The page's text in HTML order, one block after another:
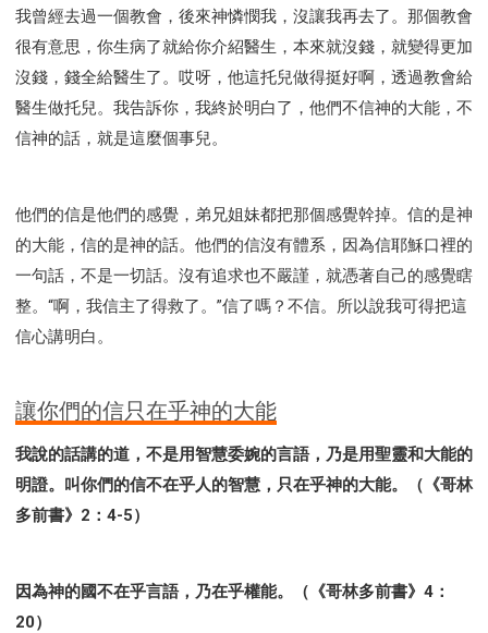
我曾經去過一個教會，後來神憐憫我，沒讓我再去了。那個教會
很有意思，你生病了就給你介紹醫生，本來就沒錢，就變得更加
沒錢，錢全給醫生了。哎呀，他這托兒做得挺好啊，透過教會給
醫生做托兒。我告訴你，我終於明白了，他們不信神的大能，不
信神的話，就是這麼個事兒。
他們的信是他們的感覺，弟兄姐妹都把那個感覺幹掉。信的是神
的大能，信的是神的話。他們的信沒有體系，因為信耶穌口裡的
一句話，不是一切話。沒有追求也不嚴謹，就憑著自己的感覺瞎
整。“啊，我信主了得救了。”信了嗎？不信。所以說我可得把這
信心講明白。
讓你們的信只在乎神的大能
我說的話講的道，不是用智慧委婉的言語，乃是用聖靈和大能的
明證。叫你們的信不在乎人的智慧，只在乎神的大能。（《哥林
多前書》2：4-5）
因為神的國不在乎言語，乃在乎權能。（《哥林多前書》4：
20）